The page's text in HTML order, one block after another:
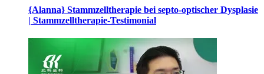
{Alanna} Stammzelltherapie bei septo-optischer Dysplasie
| Stammzelltherapie-Testimonial